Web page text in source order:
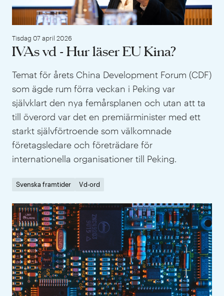
Tisdag 07 april 2026
IVAs vd - Hur läser EU Kina?
Temat för årets China Development Forum (CDF)
som ägde rum förra veckan i Peking var
självklart den nya femårsplanen och utan att ta
till överord var det en premiärminister med ett
starkt självförtroende som välkomnade
företagsledare och företrädare för
internationella organisationer till Peking.
Svenska framtider Vd-ord